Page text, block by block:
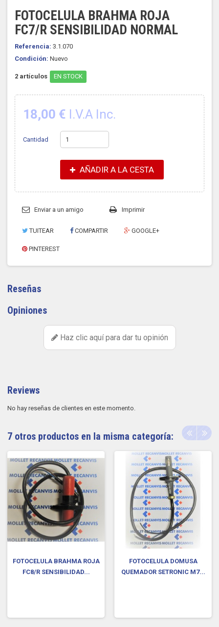
FOTOCELULA BRAHMA ROJA
FC7/R SENSIBILIDAD NORMAL
Referencia: 3.1.070
Condición: Nuevo
2 artículos EN STOCK
18,00 € I.V.A Inc.
Cantidad
AÑADIR A LA CESTA
Enviar a un amigo Imprimir
TUITEAR COMPARTIR GOOGLE+
PINTEREST
Reseñas
Opiniones
Haz clic aquí para dar tu opinión
Reviews
No hay reseñas de clientes en este momento.
7 otros productos en la misma categoría:
FOTOCELULA BRAHMA ROJA
FC8/R SENSIBILIDAD...
FOTOCELULA DOMUSA
QUEMADOR SETRONIC M7...